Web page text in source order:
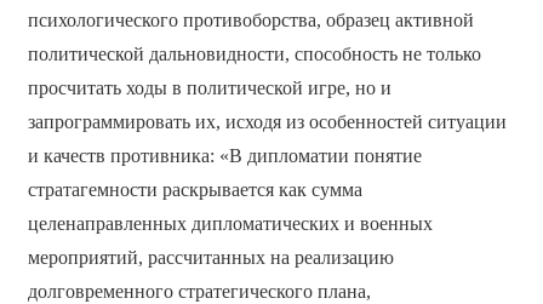
психологического противоборства, образец активной
политической дальновидности, способность не только
просчитать ходы в политической игре, но и
запрограммировать их, исходя из особенностей ситуации
и качеств противника: «В дипломатии понятие
стратагемности раскрывается как сумма
целенаправленных дипломатических и военных
мероприятий, рассчитанных на реализацию
долговременного стратегического плана,